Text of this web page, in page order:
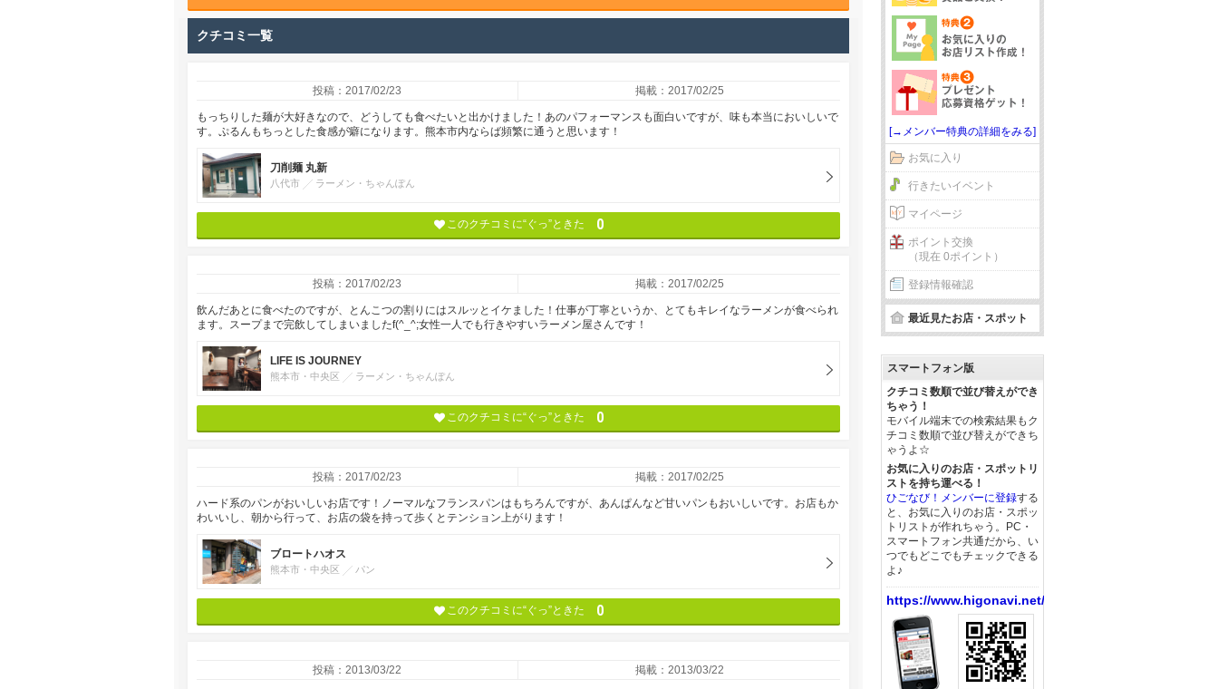
クチコミ一覧
投稿：2017/02/23 掲載：2017/02/25
もっちりした麺が大好きなので、どうしても食べたいと出かけました！あのパフォーマンスも面白いですが、味も本当においしいで
す。ぷるんもちっとした食感が癖になります。熊本市内ならば頻繁に通うと思います！
刀削麺 丸新
八代市 ラーメン・ちゃんぽん
このクチコミに“ぐっ”ときた 0
投稿：2017/02/23 掲載：2017/02/25
飲んだあとに食べたのですが、とんこつの割りにはスルッとイケました！仕事が丁寧というか、とてもキレイなラーメンが食べられ
ます。スープまで完飲してしまいましたf(^_^;女性一人でも行きやすいラーメン屋さんです！
LIFE IS JOURNEY
熊本市・中央区 ラーメン・ちゃんぽん
このクチコミに“ぐっ”ときた 0
投稿：2017/02/23 掲載：2017/02/25
ハード系のパンがおいしいお店です！ノーマルなフランスパンはもちろんですが、あんぱんなど甘いパンもおいしいです。お店もか
わいいし、朝から行って、お店の袋を持って歩くとテンション上がります！
ブロートハオス
熊本市・中央区 パン
このクチコミに“ぐっ”ときた 0
投稿：2013/03/22 掲載：2013/03/22
[→メンバー特典の詳細をみる]
お気に入り
行きたいイベント
マイページ
ポイント交換
（現在 0ポイント）
登録情報確認
最近見たお店・スポット
スマートフォン版
クチコミ数順で並び替えができ
ちゃう！
モバイル端末での検索結果もク
チコミ数順で並び替えができち
ゃうよ☆
お気に入りのお店・スポットリ
ストを持ち運べる！
ひごなび！メンバーに登録する
と、お気に入りのお店・スポッ
トリストが作れちゃう。PC・
スマートフォン共通だから、い
つでもどこでもチェックできる
よ♪
https://www.higonavi.net/